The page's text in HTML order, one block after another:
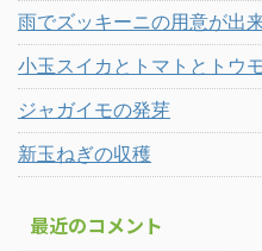
雨でズッキーニの用意が出
小玉スイカとトマトとトウ
ジャガイモの発芽
新玉ねぎの収穫
最近のコメント